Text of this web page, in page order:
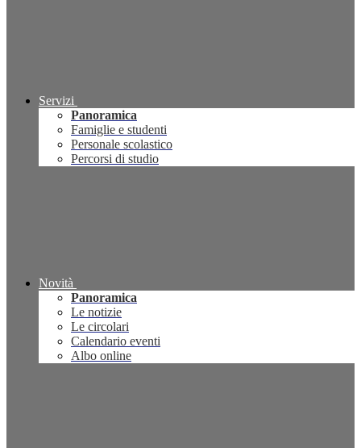
Servizi
Panoramica
Famiglie e studenti
Personale scolastico
Percorsi di studio
Novità
Panoramica
Le notizie
Le circolari
Calendario eventi
Albo online